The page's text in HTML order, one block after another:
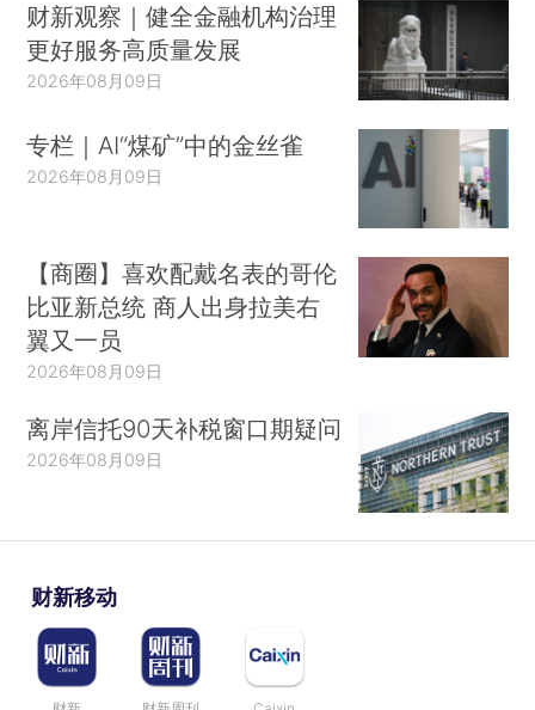
财新观察｜健全金融机构治理
更好服务高质量发展
2026年08月09日
专栏｜AI“煤矿”中的金丝雀
2026年08月09日
【商圈】喜欢配戴名表的哥伦
比亚新总统 商人出身拉美右
翼又一员
2026年08月09日
离岸信托90天补税窗口期疑问
2026年08月09日
财新移动